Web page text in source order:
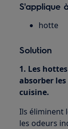
S'applique
hotte
Solution
1. Les
absorber
cuisine.
Ils éliminent
les odeurs